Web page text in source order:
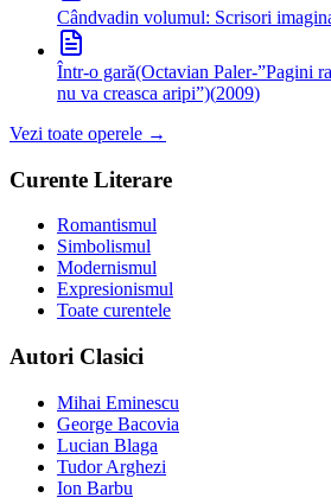
Cândvadin volumul: Scrisori
Într-o gară(Octavian Paler-”Pagini
nu va creasca aripi”)(2009)
Vezi toate operele →
Curente Literare
Romantismul
Simbolismul
Modernismul
Expresionismul
Toate curentele
Autori Clasici
Mihai Eminescu
George Bacovia
Lucian Blaga
Tudor Arghezi
Ion Barbu